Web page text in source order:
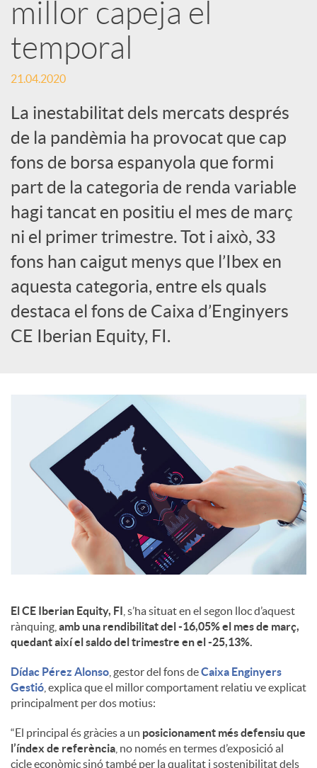
e
s
S
o
c
i
a
l
millor capeja el
temporal
21.04.2020
La inestabilitat dels mercats després
de la pandèmia ha provocat que cap
fons de borsa espanyola que formi
part de la categoria de renda variable
hagi tancat en positiu el mes de març
ni el primer trimestre. Tot i això, 33
fons han caigut menys que l’Ibex en
aquesta categoria, entre els quals
destaca el fons de Caixa d’Enginyers
CE Iberian Equity, FI.
El CE Iberian Equity, FI
, s’ha situat en el segon lloc d’aquest
rànquing, amb una rendibilitat del -16,05% el mes de març,
quedant així el saldo del trimestre en el -25,13%.
Dídac Pérez Alonso , gestor del fons deCaixa Enginyers
Gestió , explica que el millor comportament relatiu ve explicat
principalment per dos motius:
“El principal és gràcies a un posicionament més defensiu que
l’índex de referència , no només en termes d’exposició al
cicle econòmic sinó també per la qualitat i sostenibilitat dels